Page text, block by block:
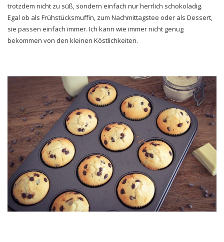
trotzdem nicht zu süß, sondern einfach nur herrlich schokoladig.
Egal ob als Frühstücksmuffin, zum Nachmittagstee oder als Dessert,
sie passen einfach immer. Ich kann wie immer nicht genug
bekommen von den kleinen Köstlichkeiten.